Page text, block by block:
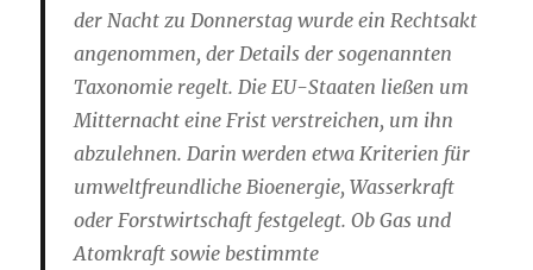
der Nacht zu Donnerstag wurde ein Rechtsakt
angenommen, der Details der sogenannten
Taxonomie regelt. Die EU-Staaten ließen um
Mitternacht eine Frist verstreichen, um ihn
abzulehnen. Darin werden etwa Kriterien für
umweltfreundliche Bioenergie, Wasserkraft
oder Forstwirtschaft festgelegt. Ob Gas und
Atomkraft sowie bestimmte